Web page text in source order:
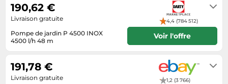
Tuyaux d'arrosage
Éviers
Objectifs photo
Ordinateurs portables
Photo
Plaques de cuisson
Reflex numériques
Pompe de jardin P 4500 INOX
4500 l/h 48 m
4,4 (784 512)
190,62 €
Livraison gratuite
Voir l'offre
1,2 (3 766)
191,78 €
Livraison gratuite